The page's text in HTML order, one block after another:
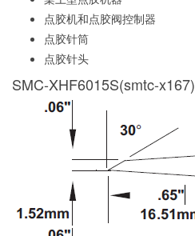
点胶机和点胶阀控制器
点胶针筒
点胶针头
SMC-XHF6015S(smtc-x167)